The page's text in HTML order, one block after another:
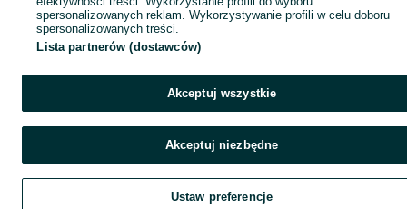
spersonalizowanych reklam. Wykorzystywanie profili w celu doboru
spersonalizowanych treści.
Lista partnerów (dostawców)
Akceptuj wszystkie
Akceptuj niezbędne
Ustaw preferencje